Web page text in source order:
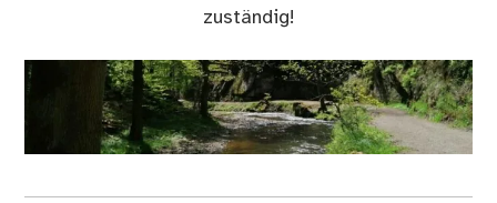
zuständig!